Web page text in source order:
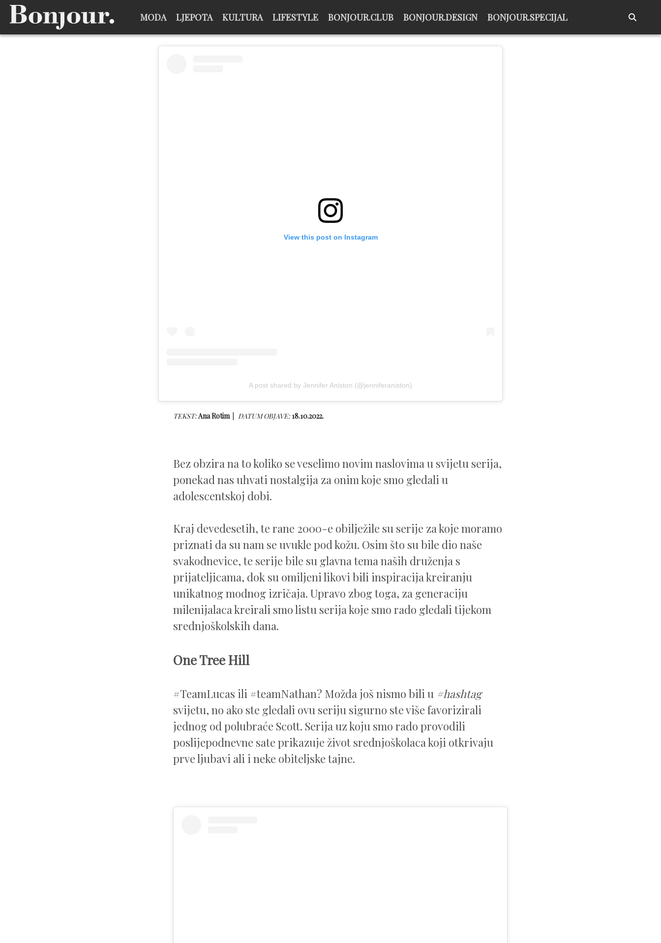
MODA LJEPOTA KULTURA LIFESTYLE BONJOUR.CLUB BONJOUR.DESIGN BONJOUR.SPECIJAL
View this post on Instagram
A post shared by Jennifer Aniston (@jenniferaniston)
TEKST:Ana Rotim DATUM OBJAVE:18.10.2022.
Bez obzira na to koliko se veselimo novim naslovima u svijetu serija,
ponekad nas uhvati nostalgija za onim koje smo gledali u
adolescentskoj dobi.
Kraj devedesetih, te rane 2000-e obilježile su serije za koje moramo
priznati da su nam se uvukle pod kožu. Osim što su bile dio naše
svakodnevice, te serije bile su glavna tema naših druženja s
prijateljicama, dok su omiljeni likovi bili inspiracija kreiranju
unikatnog modnog izričaja. Upravo zbog toga, za generaciju
milenijalaca kreirali smo listu serija koje smo rado gledali tijekom
srednjoškolskih dana.
One Tree Hill
#TeamLucas ili #teamNathan? Možda još nismo bili u #hashtag
svijetu, no ako ste gledali ovu seriju sigurno ste više favorizirali
jednog od polubraće Scott. Serija uz koju smo rado provodili
poslijepodnevne sate prikazuje život srednjoškolaca koji otkrivaju
prve ljubavi ali i neke obiteljske tajne.